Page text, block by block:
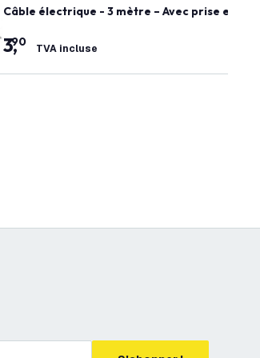
Câble électrique - 3 mètre – Avec prise
3,
90 TVA incluse